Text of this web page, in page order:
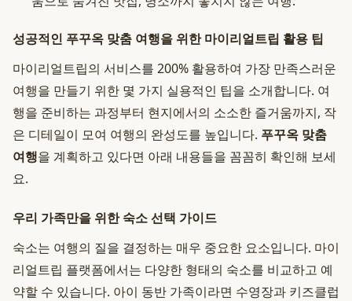
성공적인 푸꾸옥 맞춤 여행을 위한 마이리얼트립 활용 팁
마이리얼트립의 서비스를 200% 활용하여 가장 만족스러운
여행을 만들기 위한 몇 가지 실용적인 팁을 소개합니다. 여
행을 준비하는 과정부터 현지에서의 소소한 즐거움까지, 작
은 디테일이 모여 여행의 완성도를 높입니다. 푸꾸옥 맞춤
여행을 계획하고 있다면 아래 내용들을 꼼꼼히 확인해 보세
요.
우리 가족만을 위한 숙소 선택 가이드
숙소는 여행의 질을 결정하는 매우 중요한 요소입니다. 마이
리얼트립 플랫폼에서는 다양한 형태의 숙소를 비교하고 예
약할 수 있습니다. 아이 동반 가족이라면 수영장과 키즈클럽